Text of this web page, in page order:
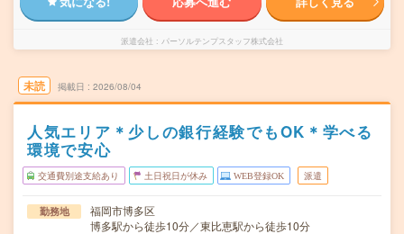
派遣会社 パーソルテンプスタッフ株式会社
未読 掲載日 2026/08/04
人気エリア＊少しの銀行経験でもOK＊学べる
環境で安心
交通費別途支給あり 土日祝日が休み WEB登録OK 派遣
勤務地
福岡市博多区
博多駅から徒歩10分／東比恵駅から徒歩10分